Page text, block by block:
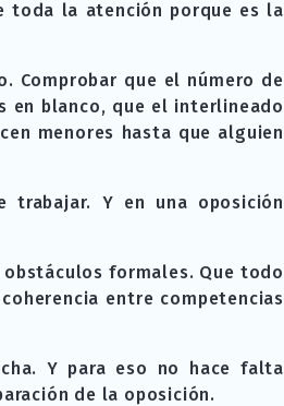
toda la atención porque es la
Comprobar que el número de
en blanco, que el interlineado
menores hasta que alguien
trabajar. Y en una oposición
formales. Que todo
entre competencias
Y para eso no hace falta
de la oposición.